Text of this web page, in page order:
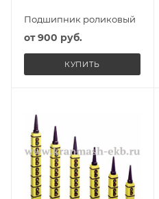
Подшипник роликовый
от900 руб.
КУПИТЬ